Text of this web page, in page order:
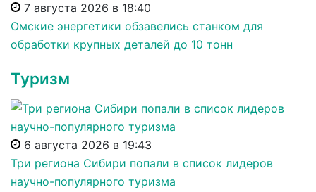
7 августа 2026 в 18:40
Омские энергетики обзавелись станком для
обработки крупных деталей до 10 тонн
Туризм
6 августа 2026 в 19:43
Три региона Сибири попали в список лидеров
научно-популярного туризма